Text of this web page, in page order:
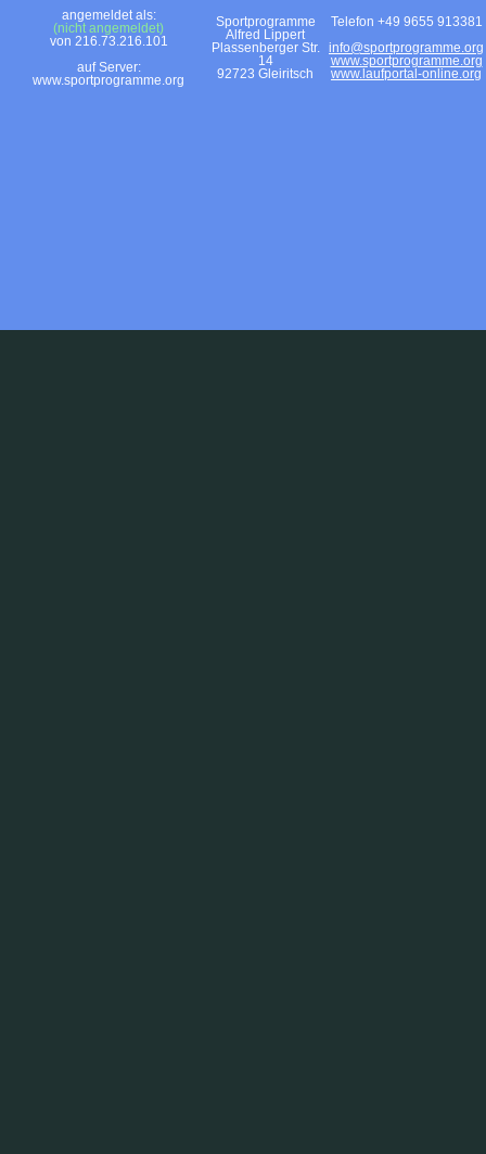
angemeldet als:
(nicht angemeldet)
von 216.73.216.101
auf Server:
www.sportprogramme.org
Sportprogramme
Alfred Lippert
Plassenberger Str.
14
92723 Gleiritsch
Telefon +49 9655 913381
info@sportprogramme.org
www.sportprogramme.org
www.laufportal-online.org